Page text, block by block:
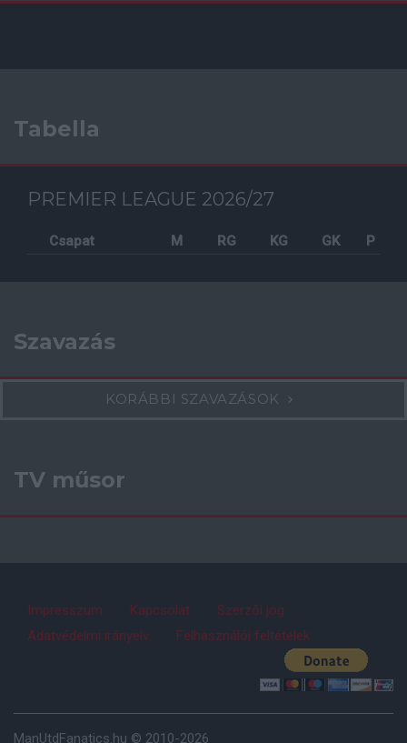
Tabella
PREMIER LEAGUE 2026/27
Csapat M RG KG GK P
Szavazás
KORÁBBI SZAVAZÁSOK
TV műsor
Impresszum Kapcsolat
Szerzői jog
Adatvédelmi irányelv
Felhasználói feltételek
ManUtdFanatics.hu © 2010-2026